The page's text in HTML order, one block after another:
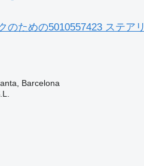
のための5010557423 ステア
Barcelona